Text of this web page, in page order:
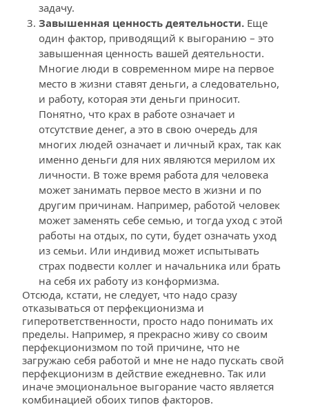
задачу.
Завышенная ценность деятельности. Еще
один фактор, приводящий к выгоранию – это
завышенная ценность вашей деятельности.
Многие люди в современном мире на первое
место в жизни ставят деньги, а следовательно,
и работу, которая эти деньги приносит.
Понятно, что крах в работе означает и
отсутствие денег, а это в свою очередь для
многих людей означает и личный крах, так как
именно деньги для них являются мерилом их
личности. В тоже время работа для человека
может занимать первое место в жизни и по
другим причинам. Например, работой человек
может заменять себе семью, и тогда уход с этой
работы на отдых, по сути, будет означать уход
из семьи. Или индивид может испытывать
страх подвести коллег и начальника или брать
на себя их работу из конформизма.
Отсюда, кстати, не следует, что надо сразу
отказываться от перфекционизма и
гиперответственности, просто надо понимать их
пределы. Например, я прекрасно живу со своим
перфекционизмом по той причине, что не
загружаю себя работой и мне не надо пускать свой
перфекционизм в действие ежедневно. Так или
иначе эмоциональное выгорание часто является
комбинацией обоих типов факторов.